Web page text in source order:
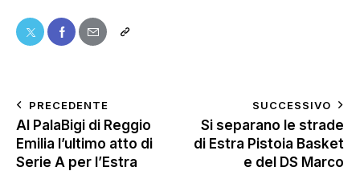
PRECEDENTE
Al PalaBigi di Reggio
Emilia l’ultimo atto di
Serie A per l’Estra
SUCCESSIVO
Si separano le strade
di Estra Pistoia Basket
e del DS Marco